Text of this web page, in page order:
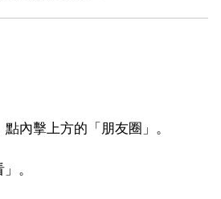
內擊上方的「朋友圈」。
。